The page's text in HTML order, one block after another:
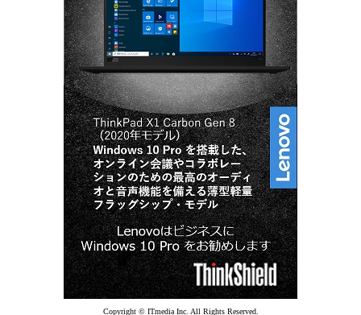
Copyright © ITmedia Inc. All Rights Reserved.